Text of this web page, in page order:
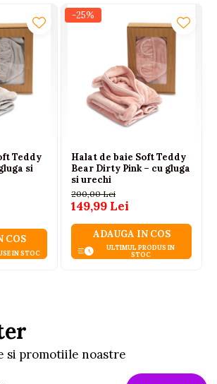
Teddy
si
COS
IN STOC
-25%
Halat de baie Soft Teddy
Bear Dirty Pink – cu gluga
si urechi
200,00 Lei
149,99 Lei
ADAUGA IN COS
ULTIMUL PRODUS IN
STOC
si promotiile noastre